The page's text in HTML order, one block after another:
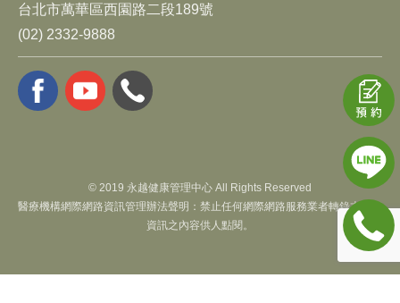
台北市萬華區西園路二段189號
(02) 2332-9888
© 2019 永越健康管理中心 All Rights Reserved
醫療機構網際網路資訊管理辦法聲明：禁止任何網際網路服務業者轉錄本網路
資訊之內容供人點閱。